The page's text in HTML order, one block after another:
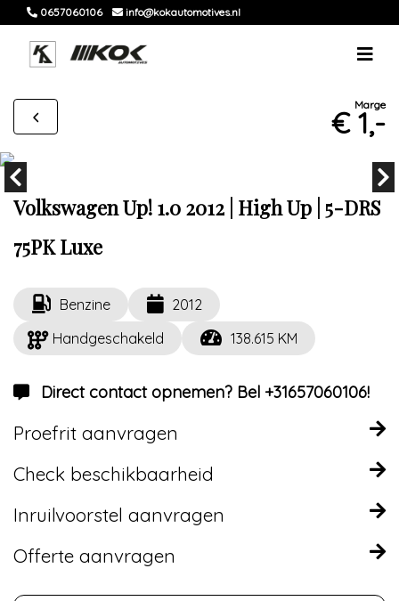
0657060106 info@kokautomotives.nl
Marge
€ 1,-
Volkswagen Up! 1.0 2012 | High Up | 5-DRS
75PK Luxe
Benzine
2012
Handgeschakeld
138.615 KM
Direct contact opnemen? Bel +31657060106!
Proefrit aanvragen
Check beschikbaarheid
Inruilvoorstel aanvragen
Offerte aanvragen